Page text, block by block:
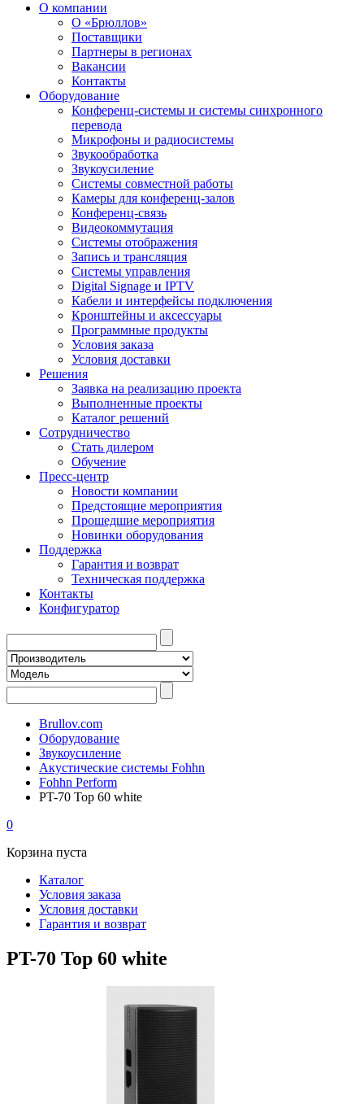
О компании
О «Брюллов»
Поставщики
Партнеры в регионах
Вакансии
Контакты
Оборудование
Конференц-системы и системы синхронного
перевода
Микрофоны и радиосистемы
Звукообработка
Звукоусиление
Системы совместной работы
Камеры для конференц-залов
Конференц-связь
Видеокоммутация
Системы отображения
Запись и трансляция
Системы управления
Digital Signage и IPTV
Кабели и интерфейсы подключения
Кронштейны и аксессуары
Программные продукты
Условия заказа
Условия доставки
Решения
Заявка на реализацию проекта
Выполненные проекты
Каталог решений
Сотрудничество
Стать дилером
Обучение
Пресс-центр
Новости компании
Предстоящие мероприятия
Прошедшие мероприятия
Новинки оборудования
Поддержка
Гарантия и возврат
Техническая поддержка
Контакты
Конфигуратор
Brullov.com
Оборудование
Звукоусиление
Акустические системы Fohhn
Fohhn Perform
PT-70 Top 60 white
0
Корзина пуста
Каталог
Условия заказа
Условия доставки
Гарантия и возврат
PT-70 Top 60 white